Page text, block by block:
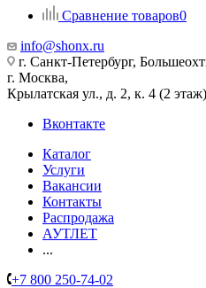
Сравнение товаров0
info@shonx.ru
г. Санкт-Петербург,
г. Москва,
Крылатская ул., д. 2, к. 4 (2 этаж)
Вконтакте
Каталог
Услуги
Вакансии
Контакты
Распродажа
АУТЛЕТ
...
+7 800 250-74-02